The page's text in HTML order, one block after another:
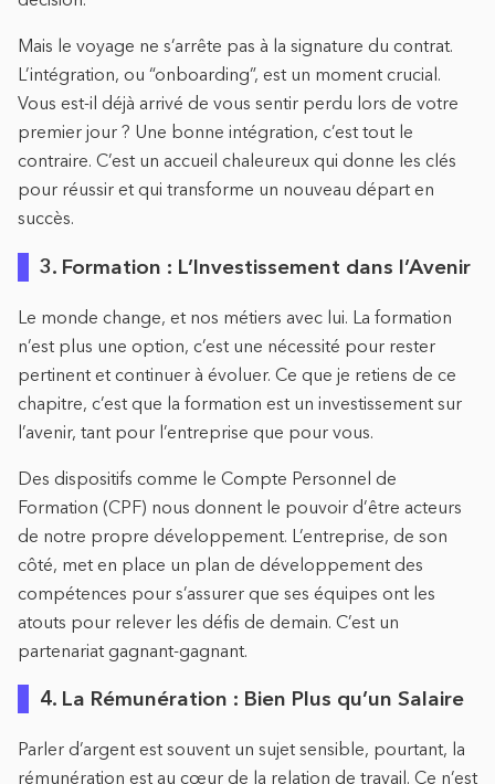
Mais le voyage ne s’arrête pas à la signature du contrat.
L’intégration, ou “onboarding”, est un moment crucial.
Vous est-il déjà arrivé de vous sentir perdu lors de votre
premier jour ? Une bonne intégration, c’est tout le
contraire. C’est un accueil chaleureux qui donne les clés
pour réussir et qui transforme un nouveau départ en
succès.
3. Formation : L’Investissement dans l’Avenir
Le monde change, et nos métiers avec lui. La formation
n’est plus une option, c’est une nécessité pour rester
pertinent et continuer à évoluer. Ce que je retiens de ce
chapitre, c’est que la formation est un investissement sur
l’avenir, tant pour l’entreprise que pour vous.
Des dispositifs comme le Compte Personnel de
Formation (CPF) nous donnent le pouvoir d’être acteurs
de notre propre développement. L’entreprise, de son
côté, met en place un plan de développement des
compétences pour s’assurer que ses équipes ont les
atouts pour relever les défis de demain. C’est un
partenariat gagnant-gagnant.
4. La Rémunération : Bien Plus qu’un Salaire
Parler d’argent est souvent un sujet sensible, pourtant, la
rémunération est au cœur de la relation de travail. Ce n’est